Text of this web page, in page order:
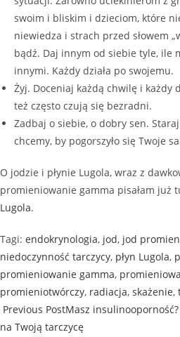
swoim i bliskim i dzieciom, które
niewiedza i strach przed słowem
bądź. Daj innym od siebie tyle, ile
innymi. Każdy działa po swojemu.
Żyj. Doceniaj każdą chwilę i każdy
też często czują się bezradni.
Zadbaj o siebie, o dobry sen.
chcemy, by pogorszyło się Twoje
O jodzie i płynie Lugola, wraz z
promieniowanie gamma pisałam już
Lugola.
Tagi: endokrynologia, jod, jod
niedoczynność tarczycy, płyn Lugola,
promieniowanie gamma,
promieniotwórczy, radiacja, skażenie,
Previous PostMasz
na Twoją tarczycę